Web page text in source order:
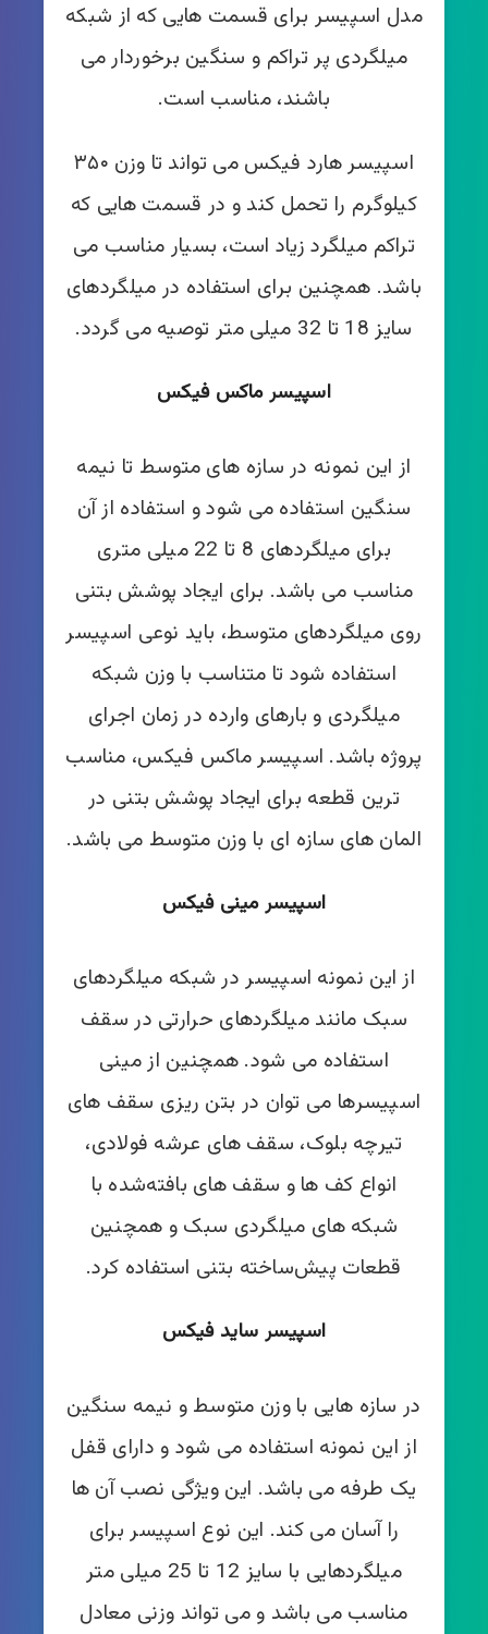
مدل اسپیسر برای قسمت هایی که از شبکه
میلگردی پر تراکم و سنگین برخوردار می
باشند، مناسب است.
اسپیسر هارد فیکس می تواند تا وزن ۳۵۰
کیلوگرم را تحمل کند و در قسمت هایی که
تراکم میلگرد زیاد است، بسیار مناسب می
باشد. همچنین برای استفاده در میلگردهای
سایز 18 تا 32 میلی متر توصیه می گردد.
اسپیسر ماکس فیکس
از این نمونه در سازه های متوسط تا نیمه
سنگین استفاده می شود و استفاده از آن
برای میلگردهای 8 تا 22 میلی متری
مناسب می باشد. برای ایجاد پوشش بتنی
روی میلگردهای متوسط، باید نوعی اسپیسر
استفاده شود تا متناسب با وزن شبکه
میلگردی و بارهای وارده در زمان اجرای
پروژه باشد. اسپیسر ماکس فیکس، مناسب
ترین قطعه برای ایجاد پوشش بتنی در
المان های سازه ای با وزن متوسط می باشد.
اسپیسر مینی فیکس
از این نمونه اسپیسر در شبکه میلگردهای
سبک مانند میلگردهای حرارتی در سقف
استفاده می شود. همچنین از مینی
اسپیسرها می توان در بتن ریزی سقف های
تیرچه بلوک، سقف های عرشه فولادی،
انواع کف ها و سقف های بافته‌شده با
شبکه های میلگردی سبک و همچنین
قطعات پیش‌ساخته بتنی استفاده کرد.
اسپیسر ساید فیکس
در سازه هایی با وزن متوسط و نیمه سنگین
از این نمونه استفاده می شود و دارای قفل
یک طرفه می باشد. این ویژگی نصب آن ها
را آسان می کند. این نوع اسپیسر برای
میلگردهایی با سایز 12 تا 25 میلی متر
مناسب می باشد و می تواند وزنی معادل